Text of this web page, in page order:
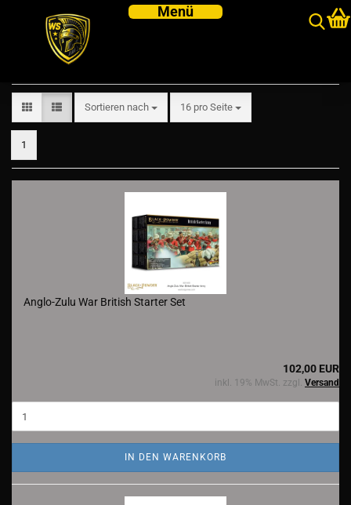
Anglo Zulu War
Sortieren nach
Sortieren nach 16 pro Seite
pro Seite
1
Anglo-Zulu War British Starter Set
102,00 EUR
inkl. 19% MwSt. zzgl. Versand
IN DEN WARENKORB